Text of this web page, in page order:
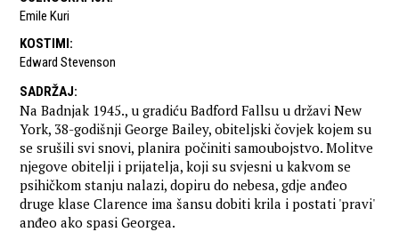
Emile Kuri
KOSTIMI:
Edward Stevenson
SADRŽAJ:
Na Badnjak 1945., u gradiću Badford Fallsu u državi New
York, 38-godišnji George Bailey, obiteljski čovjek kojem su
se srušili svi snovi, planira počiniti samoubojstvo. Molitve
njegove obitelji i prijatelja, koji su svjesni u kakvom se
psihičkom stanju nalazi, dopiru do nebesa, gdje anđeo
druge klase Clarence ima šansu dobiti krila i postati 'pravi'
anđeo ako spasi Georgea.